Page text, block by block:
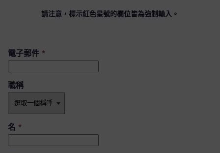
請注意，標示紅色星號的欄位皆為強制輸入。
電子郵件 *
職稱
名 *